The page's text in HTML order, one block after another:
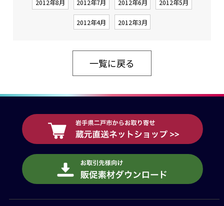
2012年8月 2012年7月 2012年6月 2012年5月
2012年4月 2012年3月
一覧に戻る